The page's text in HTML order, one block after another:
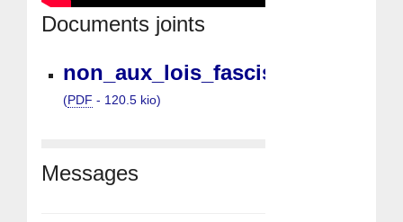
Documents joints
non_aux_lois_fascisantes.pdf
(PDF - 120.5 kio)
Messages